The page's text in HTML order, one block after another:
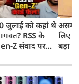
जुलाई को कहां थे
RSS के
Z संवाद पर
बोले- अब
बहुत देर हो गई!
असम
लिए
बड़ा
रुपए